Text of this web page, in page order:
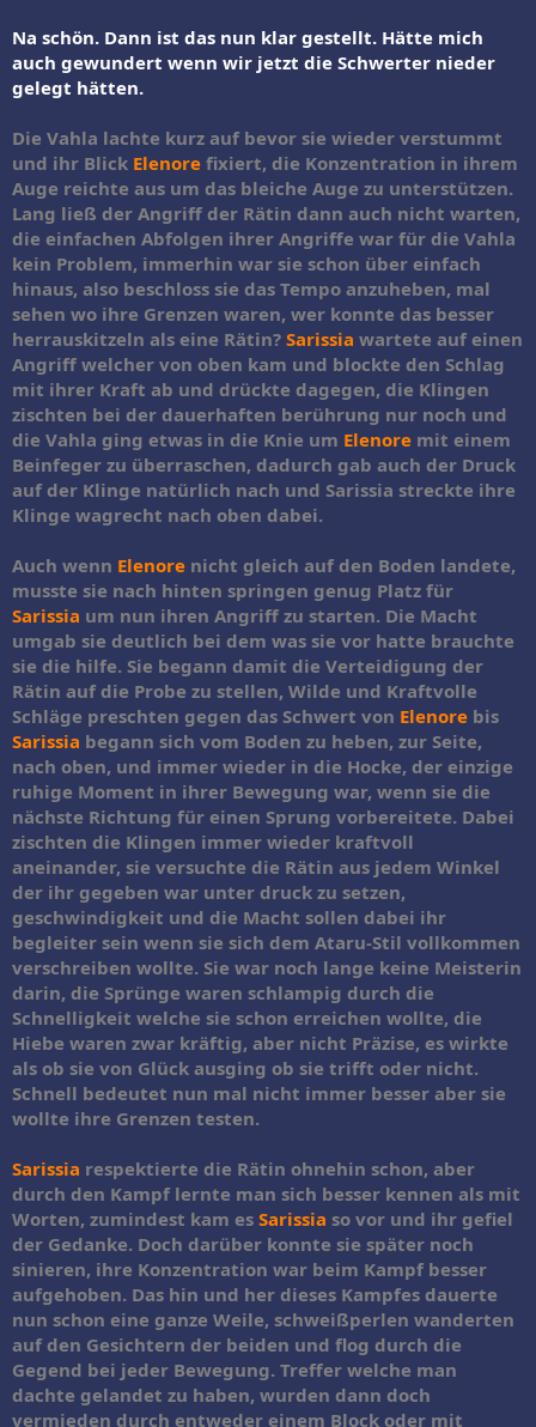
Na schön. Dann ist das nun klar gestellt. Hätte mich
auch gewundert wenn wir jetzt die Schwerter nieder
gelegt hätten.
Die Vahla lachte kurz auf bevor sie wieder verstummt
und ihr Blick Elenore fixiert, die Konzentration in ihrem
Auge reichte aus um das bleiche Auge zu unterstützen.
Lang ließ der Angriff der Rätin dann auch nicht warten,
die einfachen Abfolgen ihrer Angriffe war für die Vahla
kein Problem, immerhin war sie schon über einfach
hinaus, also beschloss sie das Tempo anzuheben, mal
sehen wo ihre Grenzen waren, wer konnte das besser
herrauskitzeln als eine Rätin? Sarissia wartete auf einen
Angriff welcher von oben kam und blockte den Schlag
mit ihrer Kraft ab und drückte dagegen, die Klingen
zischten bei der dauerhaften berührung nur noch und
die Vahla ging etwas in die Knie um Elenore mit einem
Beinfeger zu überraschen, dadurch gab auch der Druck
auf der Klinge natürlich nach und Sarissia streckte ihre
Klinge wagrecht nach oben dabei.
Auch wenn Elenore nicht gleich auf den Boden landete,
musste sie nach hinten springen genug Platz für
Sarissia um nun ihren Angriff zu starten. Die Macht
umgab sie deutlich bei dem was sie vor hatte brauchte
sie die hilfe. Sie begann damit die Verteidigung der
Rätin auf die Probe zu stellen, Wilde und Kraftvolle
Schläge preschten gegen das Schwert von Elenore bis
Sarissia begann sich vom Boden zu heben, zur Seite,
nach oben, und immer wieder in die Hocke, der einzige
ruhige Moment in ihrer Bewegung war, wenn sie die
nächste Richtung für einen Sprung vorbereitete. Dabei
zischten die Klingen immer wieder kraftvoll
aneinander, sie versuchte die Rätin aus jedem Winkel
der ihr gegeben war unter druck zu setzen,
geschwindigkeit und die Macht sollen dabei ihr
begleiter sein wenn sie sich dem Ataru-Stil vollkommen
verschreiben wollte. Sie war noch lange keine Meisterin
darin, die Sprünge waren schlampig durch die
Schnelligkeit welche sie schon erreichen wollte, die
Hiebe waren zwar kräftig, aber nicht Präzise, es wirkte
als ob sie von Glück ausging ob sie trifft oder nicht.
Schnell bedeutet nun mal nicht immer besser aber sie
wollte ihre Grenzen testen.
Sarissia respektierte die Rätin ohnehin schon, aber
durch den Kampf lernte man sich besser kennen als mit
Worten, zumindest kam es Sarissia so vor und ihr gefiel
der Gedanke. Doch darüber konnte sie später noch
sinieren, ihre Konzentration war beim Kampf besser
aufgehoben. Das hin und her dieses Kampfes dauerte
nun schon eine ganze Weile, schweißperlen wanderten
auf den Gesichtern der beiden und flog durch die
Gegend bei jeder Bewegung. Treffer welche man
dachte gelandet zu haben, wurden dann doch
vermieden durch entweder einem Block oder mit